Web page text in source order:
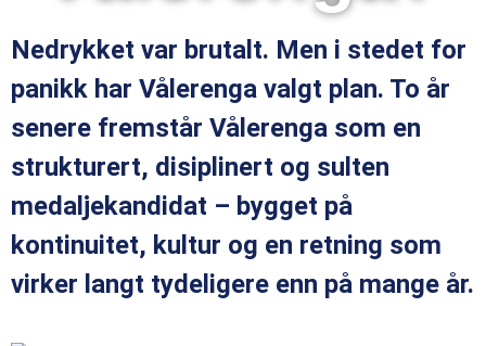
Nedrykket var brutalt. Men i stedet for
panikk har Vålerenga valgt plan. To år
senere fremstår Vålerenga som en
strukturert, disiplinert og sulten
medaljekandidat – bygget på
kontinuitet, kultur og en retning som
virker langt tydeligere enn på mange år.